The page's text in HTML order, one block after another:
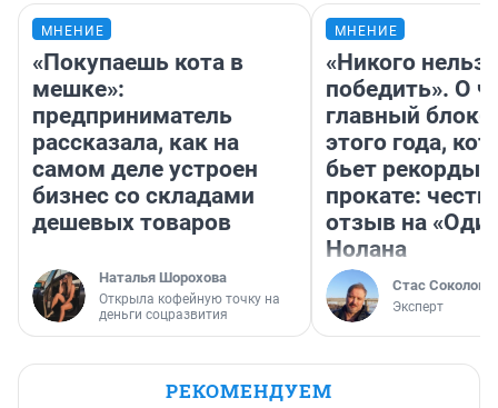
МНЕНИЕ
«Покупаешь кота в
мешке»:
предприниматель
рассказала, как на
самом деле устроен
бизнес со складами
дешевых товаров
Наталья Шорохова
Открыла кофейную точку на
деньги соцразвития
МНЕНИЕ
«Никого нельзя
победить». О
главный
этого года,
бьет рекорды в
прокате:
отзыв на
Нолана
Стас Соколов
Эксперт
РЕКОМЕНДУЕМ